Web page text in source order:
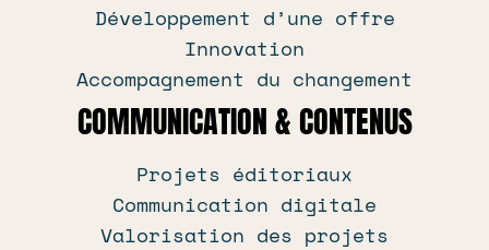
Développement d’une offre
Innovation
Accompagnement du changement
COMMUNICATION & CONTENUS
Projets éditoriaux
Communication digitale
Valorisation des projets